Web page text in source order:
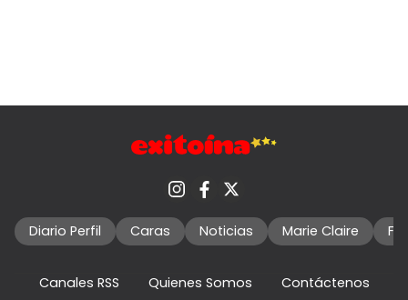
Diario Perfil Caras Noticias Marie Claire
Canales RSS Quienes Somos Contáctenos